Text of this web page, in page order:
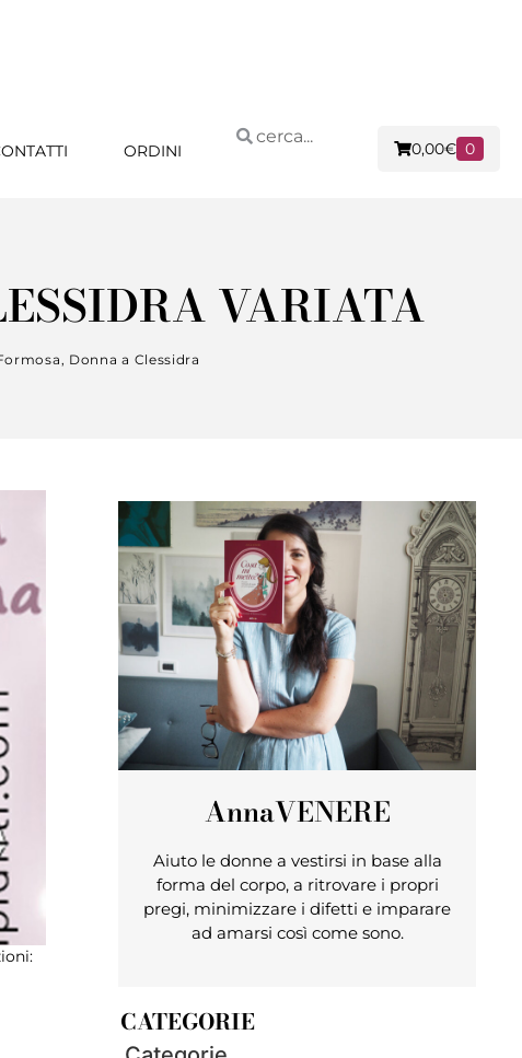
ORDINI 0,00€ 0
VARIATA
, Donna a Clessidra
AnnaVENERE
Aiuto le donne a vestirsi in base alla
forma del corpo, a ritrovare i propri
pregi, minimizzare i difetti e imparare
ad amarsi così come sono.
CATEGORIE